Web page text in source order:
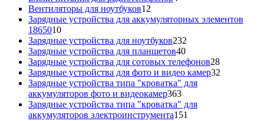
Вентиляторы для ноутбуков12
товаров
Зарядные устройства для аккумуляторных элементов
186501010
товаров
Зарядные устройства для ноутбуков232
Зарядные устройства для планшетов4040
товаров
Зарядные устройства для сотовых телефонов2828
товаров
Зарядные устройства для фото и видео камер32
Зарядные устройства типа "кроватка" для
аккумуляторов фото и видеокамер363363
товара
Зарядные устройства типа "кроватка" для
аккумуляторов электроинструмента151